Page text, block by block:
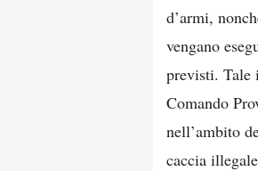
d’armi,
vengano
previsti. Tale
Comando
nell’ambito
caccia